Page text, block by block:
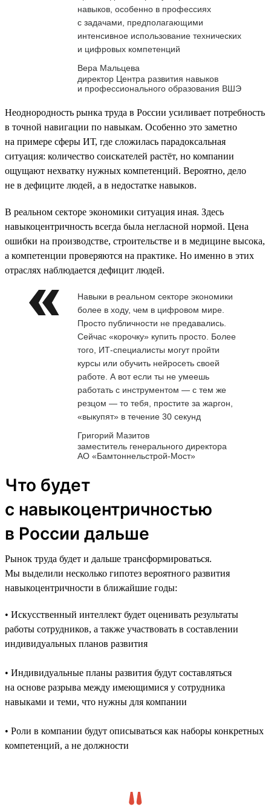
навыков, особенно в профессиях
с задачами, предполагающими
интенсивное использование технических
и цифровых компетенций
Вера Мальцева
директор Центра развития навыков
и профессионального образования ВШЭ
Неоднородность рынка труда в России усиливает потребность
в точной навигации по навыкам. Особенно это заметно
на примере сферы ИТ, где сложилась парадоксальная
ситуация: количество соискателей растёт, но компании
ощущают нехватку нужных компетенций. Вероятно, дело
не в дефиците людей, а в недостатке навыков.
В реальном секторе экономики ситуация иная. Здесь
навыкоцентричность всегда была негласной нормой. Цена
ошибки на производстве, строительстве и в медицине высока,
а компетенции проверяются на практике. Но именно в этих
отраслях наблюдается дефицит людей.
Навыки в реальном секторе экономики
более в ходу, чем в цифровом мире.
Просто публичности не предавались.
Сейчас «корочку» купить просто. Более
того, ИТ-специалисты могут пройти
курсы или обучить нейросеть своей
работе. А вот если ты не умеешь
работать с инструментом — с тем же
резцом — то тебя, простите за жаргон,
«выкупят» в течение 30 секунд
Григорий Мазитов
заместитель генерального директора
АО «Бамтоннельстрой-Мост»
Что будет
с навыкоцентричностью
в России дальше
Рынок труда будет и дальше трансформироваться.
Мы выделили несколько гипотез вероятного развития
навыкоцентричности в ближайшие годы:
• Искусственный интеллект будет оценивать результаты
работы сотрудников, а также участвовать в составлении
индивидуальных планов развития
• Индивидуальные планы развития будут составляться
на основе разрыва между имеющимися у сотрудника
навыками и теми, что нужны для компании
• Роли в компании будут описываться как наборы конкретных
компетенций, а не должности